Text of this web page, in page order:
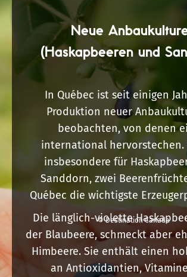
Neue
(Haskapbeeren und
In Québec ist seit einigen
Produktion neuer
beobachten, von denen
international hervorstechen.
insbesondere für
Sanddorn, zwei
Québec die wichtigste
Die länglich-violette
der Blaubeere, schmeckt aber
Himbeere. Sie enthält einen
an Antioxidantien,
© Destination Canada